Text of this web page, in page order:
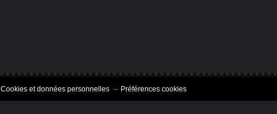
Cookies et données personnelles Préférences cookies